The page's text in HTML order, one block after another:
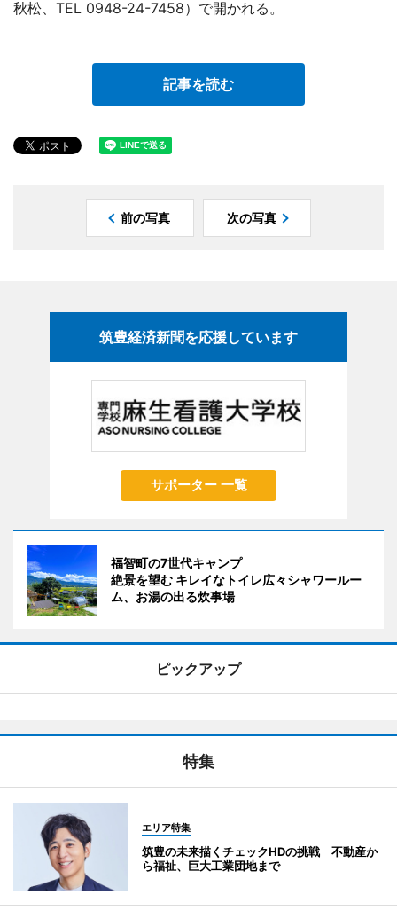
秋松、TEL 0948-24-7458）で開かれる。
記事を読む
前の写真 次の写真
筑豊経済新聞を応援しています
サポーター 一覧
福智町の7世代キャンプ
絶景を望む キレイなトイレ広々シャワールー
ム、お湯の出る炊事場
ピックアップ
特集
エリア特集
筑豊の未来描くチェックHDの挑戦 不動産か
ら福祉、巨大工業団地まで